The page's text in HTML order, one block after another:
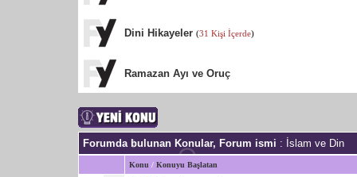
Dini Hikayeler (31 Kişi İçerde)
Ramazan Ayı ve Oruç
Forumda bulunan Konular, Forum ismi : İslam ve Din
Konu / Konuyu Başlatan